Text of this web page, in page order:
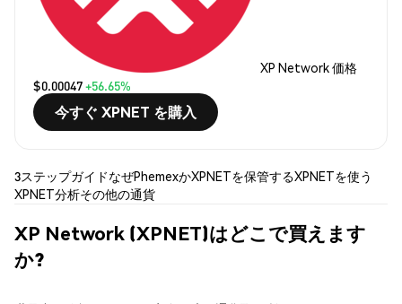
XP Network 価格
$0.00047+56.65%
今すぐ XPNET を購入
3ステップガイドなぜPhemexかXPNETを保管するXPNETを使う
XPNET分析その他の通貨
XP Network (XPNET)はどこで買えます
か?